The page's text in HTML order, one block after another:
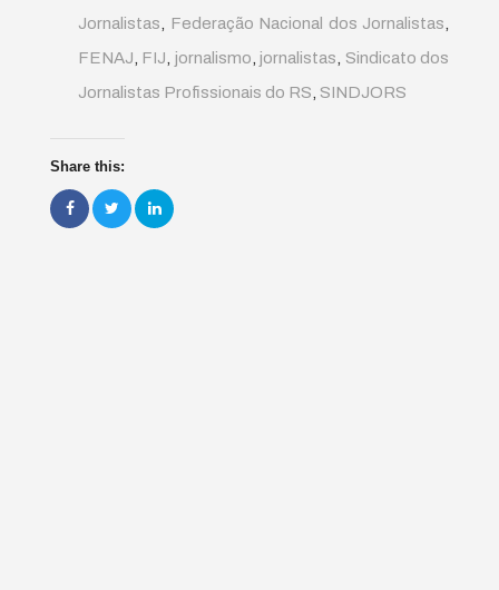
Jornalistas, Federação Nacional dos Jornalistas,
FENAJ, FIJ, jornalismo,jornalistas, Sindicato dos
Jornalistas Profissionais do RS, SINDJORS
Share this: